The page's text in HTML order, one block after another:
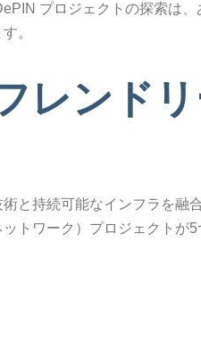
プロジェクトの探索は
。
レンド
と持続可能なインフラを融
トワーク）プロジェクトが5